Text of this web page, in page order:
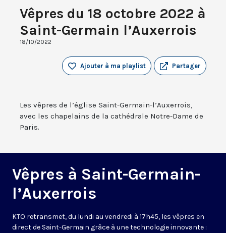
Vêpres du 18 octobre 2022 à
Saint-Germain l’Auxerrois
18/10/2022
Partager
Ajouter à ma playlist
Les vêpres de l’église Saint-Germain-l’Auxerrois,
avec les chapelains de la cathédrale Notre-Dame de
Paris.
Vêpres à Saint-Germain-
l’Auxerrois
KTO retransmet, du lundi au vendredi à 17h45, les vêpres en
direct de Saint-Germain grâce à une technologie innovante :